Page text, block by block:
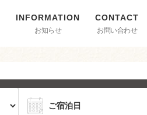
お知らせ お問い合わせ